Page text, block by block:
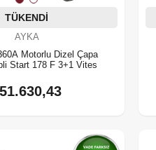
TÜKENDI
AYKA
Motorlu Dizel Çapa
Start 178 F 3+1 Vites